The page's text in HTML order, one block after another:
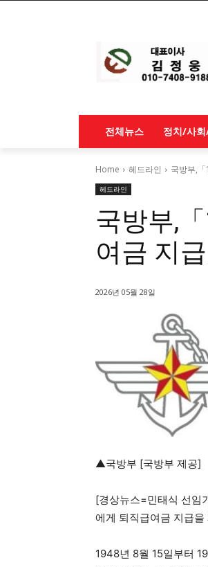
전체뉴스 정치/사
Home 헤드라인 국방부,
헤드라인
국방부,
여금 지
2026년 05월 28일
▲국방부 [국방부 제공]
[경상뉴스=민태식 선임
에게 퇴직급여금 지급
1948년 8월 15일부터